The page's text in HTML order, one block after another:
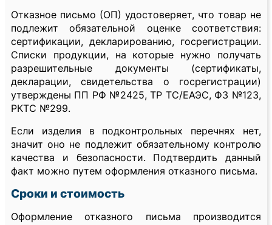
Отказное письмо (ОП) удостоверяет, что товар не
подлежит обязательной оценке соответствия:
сертификации, декларированию, госрегистрации.
Списки продукции, на которые нужно получать
разрешительные документы (сертификаты,
декларации, свидетельства о госрегистрации)
утверждены ПП РФ №2425, ТР ТС/ЕАЭС, ФЗ №123,
РКТС №299.
Если изделия в подконтрольных перечнях нет,
значит оно не подлежит обязательному контролю
качества и безопасности. Подтвердить данный
факт можно путем оформления отказного письма.
Сроки и стоимость
Оформление отказного письма производится